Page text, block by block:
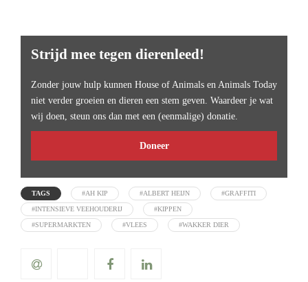
Strijd mee tegen dierenleed!
Zonder jouw hulp kunnen House of Animals en Animals Today
niet verder groeien en dieren een stem geven. Waardeer je wat
wij doen, steun ons dan met een (eenmalige) donatie.
Doneer
TAGS #AH KIP #ALBERT HEIJN #GRAFFITI
#INTENSIEVE VEEHOUDERIJ #KIPPEN
#SUPERMARKTEN #VLEES #WAKKER DIER